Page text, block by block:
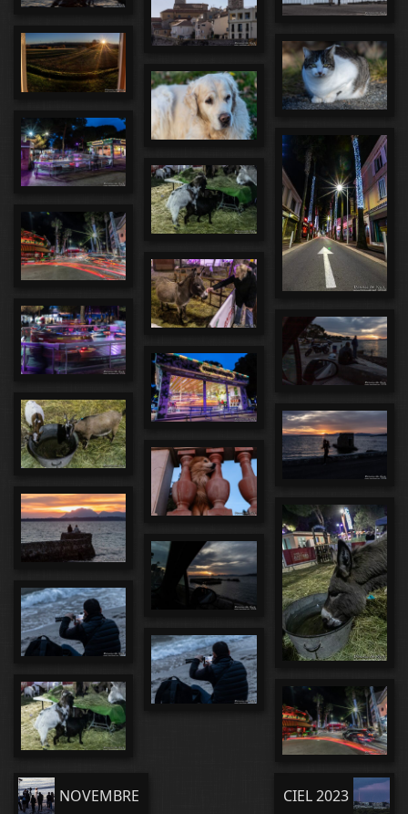
NOVEMBRE CIEL 2023